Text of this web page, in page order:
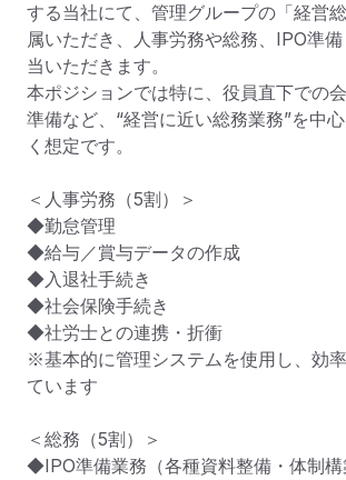
する当社にて、管理グループの「経営
属いただき、人事労務や総務、IPO準
当いただきます。
本ポジションでは特に、役員直下での
準備など、“経営に近い総務業務”を中
く想定です。
＜人事労務（5割）＞
◆勤怠管理
◆給与／賞与データの作成
◆入退社手続き
◆社会保険手続き
◆社労士との連携・折衝
※基本的に管理システムを使用し、効
ています
＜総務（5割）＞
◆IPO準備業務（各種資料整備・体制構